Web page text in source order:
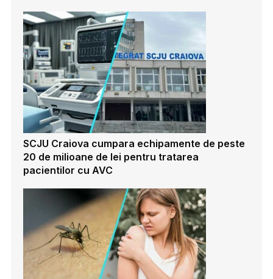
SCJU Craiova cumpara echipamente de peste
20 de milioane de lei pentru tratarea
pacientilor cu AVC